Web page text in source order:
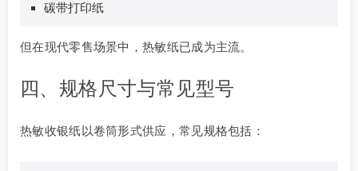
碳带打印纸
但在现代零售场景中，热敏纸已成为主流。
四、规格尺寸与常见型号
热敏收银纸以卷筒形式供应，常见规格包括：